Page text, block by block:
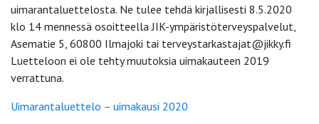
uimarantaluettelosta. Ne tulee tehdä kirjallisesti 8.5.2020
klo 14 mennessä osoitteella JIK-ympäristöterveyspalvelut,
Asematie 5, 60800 Ilmajoki tai terveystarkastajat@jikky.fi
Luetteloon ei ole tehty muutoksia uimakauteen 2019
verrattuna.
Uimarantaluettelo – uimakausi 2020